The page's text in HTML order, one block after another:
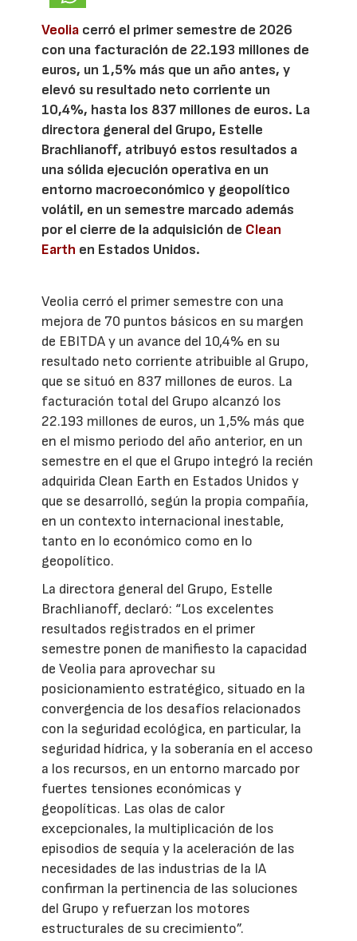
Veolia cerró el primer semestre de 2026
con una facturación de 22.193 millones de
euros, un 1,5% más que un año antes, y
elevó su resultado neto corriente un
10,4%, hasta los 837 millones de euros. La
directora general del Grupo, Estelle
Brachlianoff, atribuyó estos resultados a
una sólida ejecución operativa en un
entorno macroeconómico y geopolítico
volátil, en un semestre marcado además
por el cierre de la adquisición de Clean
Earth en Estados Unidos.
Veolia cerró el primer semestre con una
mejora de 70 puntos básicos en su margen
de EBITDA y un avance del 10,4% en su
resultado neto corriente atribuible al Grupo,
que se situó en 837 millones de euros. La
facturación total del Grupo alcanzó los
22.193 millones de euros, un 1,5% más que
en el mismo periodo del año anterior, en un
semestre en el que el Grupo integró la recién
adquirida Clean Earth en Estados Unidos y
que se desarrolló, según la propia compañía,
en un contexto internacional inestable,
tanto en lo económico como en lo
geopolítico.
La directora general del Grupo, Estelle
Brachlianoff, declaró: “Los excelentes
resultados registrados en el primer
semestre ponen de manifiesto la capacidad
de Veolia para aprovechar su
posicionamiento estratégico, situado en la
convergencia de los desafíos relacionados
con la seguridad ecológica, en particular, la
seguridad hídrica, y la soberanía en el acceso
a los recursos, en un entorno marcado por
fuertes tensiones económicas y
geopolíticas. Las olas de calor
excepcionales, la multiplicación de los
episodios de sequía y la aceleración de las
necesidades de las industrias de la IA
confirman la pertinencia de las soluciones
del Grupo y refuerzan los motores
estructurales de su crecimiento”.